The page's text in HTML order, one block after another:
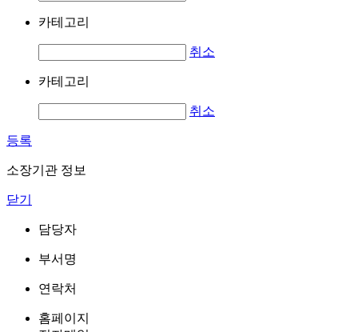
카테고리
취소
카테고리
취소
등록
소장기관 정보
닫기
담당자
부서명
연락처
홈페이지